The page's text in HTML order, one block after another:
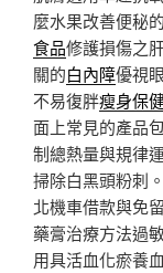
麼水果改善便秘
食品修護損傷之
關的白內障優視
不易復胖瘦身保
面上常見的產品
制總熱量與規律
掃除白黑頭粉刺
北機車借款與免
藥膏治療方法過
用具活血化瘀養